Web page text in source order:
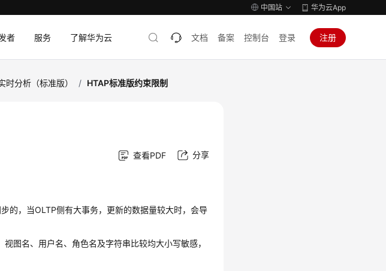
中国站 华为云App
者 服务 了解华为云 文档 备案 控制台 登录 注册
时分析（标准版） / HTAP标准版约束限制
查看PDF 分享
的，当OLTP侧有大事务，更新的数据量较大时，会导
图名、用户名、角色名及字符串比较均大小写敏感，